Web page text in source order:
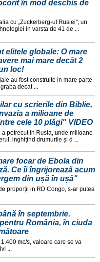
în mod deschis de
cu „Zuckerberg-ul Rusiei", un
in varsta de 41 de ...
elitele globale: O mare
mai mare decât 2
loc!
au fost construite in mare parte
decat ...
cu scrierile din Biblie,
a milioane de
cele 10 plăgi" VIDEO
petrecut in Rusia, unde milioane
inghițind drumurile și d ...
focar de Ebola din
Ce îi îngrijorează acum
din ușă în ușă"
proporții in RD Congo, s-ar putea
în septembrie.
România, în ciuda
mc/s, valoare care se va
...